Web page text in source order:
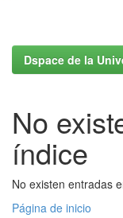
Dspace de la
No
índice
No existen entradas
Página de inicio